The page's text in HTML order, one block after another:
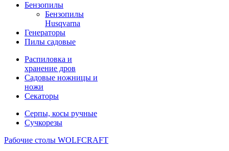
Бензопилы
Бензопилы
Husqvarna
Генераторы
Пилы садовые
Распиловка и
хранение дров
Садовые ножницы и
ножи
Секаторы
Серпы, косы ручные
Сучкорезы
Рабочие столы WOLFCRAFT